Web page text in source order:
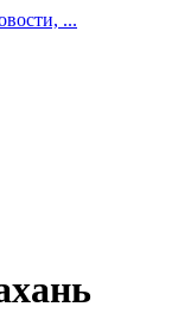
...